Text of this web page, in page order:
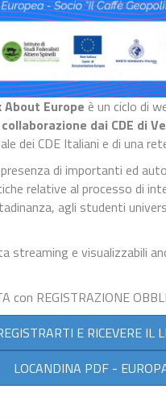
About Europe è un ciclo di
dai CDE di
dei CDE Italiani e di una
di importanti ed
relative al processo di
agli studenti
streaming e visualizzabili
con REGISTRAZIONE
E RICEVERE IL
LOCANDINA PDF -